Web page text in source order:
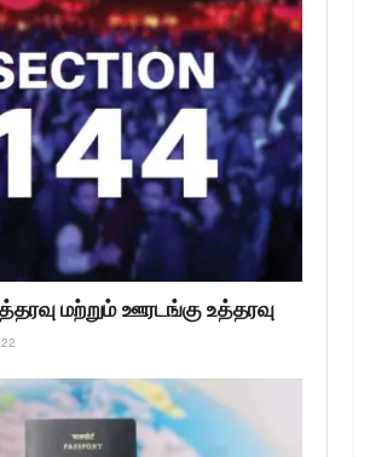
மற்றும் ஊரடங்கு உத்தரவு